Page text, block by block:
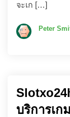
จะเก […]
Peter
บริการเ